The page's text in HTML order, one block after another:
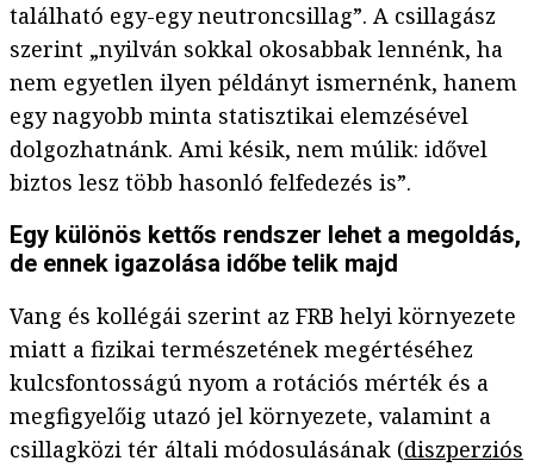
található egy-egy neutroncsillag”. A csillagász
szerint „nyilván sokkal okosabbak lennénk, ha
nem egyetlen ilyen példányt ismernénk, hanem
egy nagyobb minta statisztikai elemzésével
dolgozhatnánk. Ami késik, nem múlik: idővel
biztos lesz több hasonló felfedezés is”.
Egy különös kettős rendszer lehet a megoldás,
de ennek igazolása időbe telik majd
Vang és kollégái szerint az FRB helyi környezete
miatt a fizikai természetének megértéséhez
kulcsfontosságú nyom a rotációs mérték és a
megfigyelőig utazó jel környezete, valamint a
csillagközi tér általi módosulásának (diszperziós